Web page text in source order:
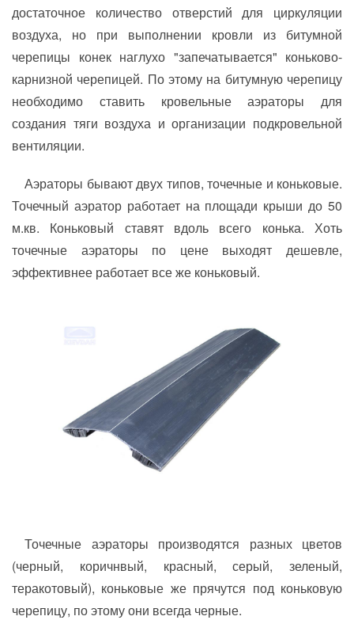
достаточное количество отверстий для циркуляции
воздуха, но при выполнении кровли из битумной
черепицы конек наглухо "запечатывается" коньково-
карнизной черепицей. По этому на битумную черепицу
необходимо ставить кровельные аэраторы для
создания тяги воздуха и организации подкровельной
вентиляции.
Аэраторы бывают двух типов, точечные и коньковые.
Точечный аэратор работает на площади крыши до 50
м.кв. Коньковый ставят вдоль всего конька. Хоть
точечные аэраторы по цене выходят дешевле,
эффективнее работает все же коньковый.
Точечные аэраторы производятся разных цветов
(черный, коричнвый, красный, серый, зеленый,
теракотовый), коньковые же прячутся под коньковую
черепицу, по этому они всегда черные.